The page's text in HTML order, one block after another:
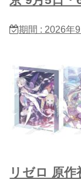
期間 : 2026年
リゼロ 原